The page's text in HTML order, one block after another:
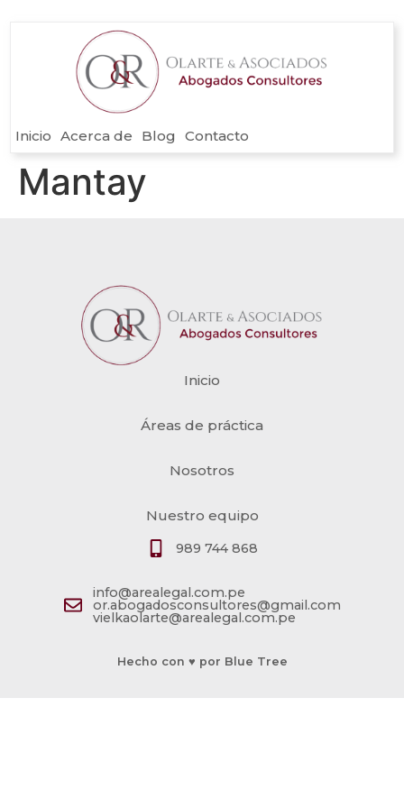
Inicio Acerca de Blog Contacto
Mantay
Inicio
Áreas de práctica
Nosotros
Nuestro equipo
989 744 868
info@arealegal.com.pe
or.abogadosconsultores@gmail.com
vielkaolarte@arealegal.com.pe
Hecho con ♥ por Blue Tree